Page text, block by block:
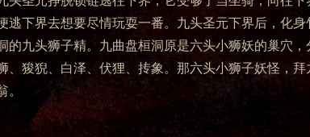
逃下界去想要尽情玩耍一番。九头圣元下界后，化
的九头狮子精。九曲盘桓洞原是六头小狮妖的巢穴
、狻猊、白泽、伏狸、抟象。那六头小狮子妖怪，拜
。